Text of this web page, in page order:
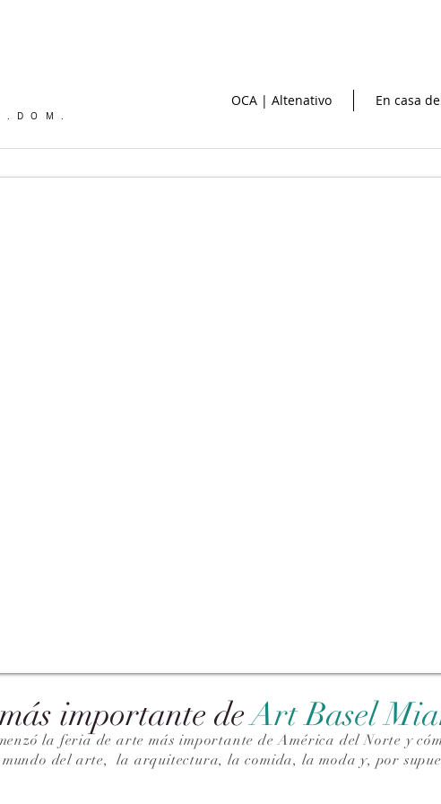
OCA | Altenativo En casa
importante deArt Basel
la feria de arte más importante de América del Norte y
mundo del arte,la arquitectura, la comida, la moda y, por